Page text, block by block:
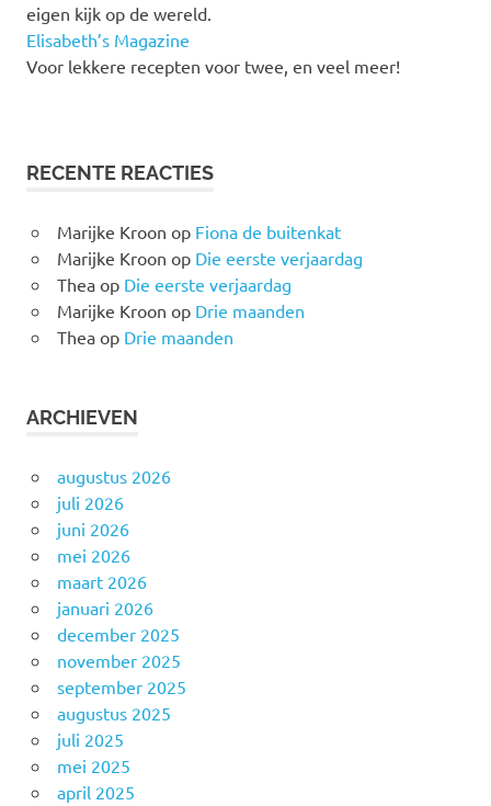
eigen kijk op de wereld.
Elisabeth’s Magazine
Voor lekkere recepten voor twee, en veel meer!
RECENTE REACTIES
Marijke Kroon op Fiona de buitenkat
Marijke Kroon op Die eerste verjaardag
Theaop Die eerste verjaardag
Marijke Kroon op Drie maanden
Theaop Drie maanden
ARCHIEVEN
augustus 2026
juli 2026
juni 2026
mei 2026
maart 2026
januari 2026
december 2025
november 2025
september 2025
augustus 2025
juli 2025
mei 2025
april 2025